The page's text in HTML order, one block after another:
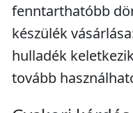
fenntarthatóbb
készülék
hulladék
tovább